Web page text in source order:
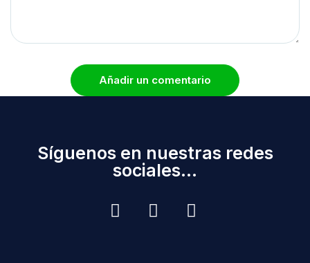
Añadir un comentario
Síguenos en nuestras redes
sociales...